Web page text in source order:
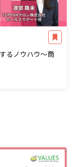
るノウハウ～商